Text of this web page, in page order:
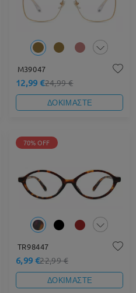
M39047
12,99 €24,99 €
ΔΟΚΙΜΑΣΤΕ
70% OFF
TR98447
6,99 €22,99 €
ΔΟΚΙΜΑΣΤΕ